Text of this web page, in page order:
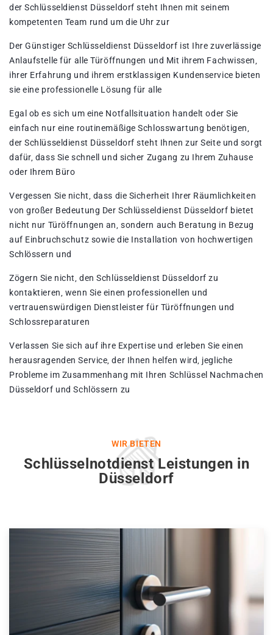
der Schlüsseldienst Düsseldorf steht Ihnen mit seinem
kompetenten Team rund um die Uhr zur
Der Günstiger Schlüsseldienst Düsseldorf ist Ihre zuverlässige
Anlaufstelle für alle Türöffnungen und Mit ihrem Fachwissen‚
ihrer Erfahrung und ihrem erstklassigen Kundenservice bieten
sie eine professionelle Lösung für alle
Egal ob es sich um eine Notfallsituation handelt oder Sie
einfach nur eine routinemäßige Schlosswartung benötigen‚
der Schlüsseldienst Düsseldorf steht Ihnen zur Seite und sorgt
dafür‚ dass Sie schnell und sicher Zugang zu Ihrem Zuhause
oder Ihrem Büro
Vergessen Sie nicht‚ dass die Sicherheit Ihrer Räumlichkeiten
von großer Bedeutung Der Schlüsseldienst Düsseldorf bietet
nicht nur Türöffnungen an‚ sondern auch Beratung in Bezug
auf Einbruchschutz sowie die Installation von hochwertigen
Schlössern und
Zögern Sie nicht‚ den Schlüsseldienst Düsseldorf zu
kontaktieren‚ wenn Sie einen professionellen und
vertrauenswürdigen Dienstleister für Türöffnungen und
Schlossreparaturen
Verlassen Sie sich auf ihre Expertise und erleben Sie einen
herausragenden Service‚ der Ihnen helfen wird‚ jegliche
Probleme im Zusammenhang mit Ihren Schlüssel Nachmachen
Düsseldorf und Schlössern zu
WIR BIETEN
Schlüsselnotdienst Leistungen in
Düsseldorf